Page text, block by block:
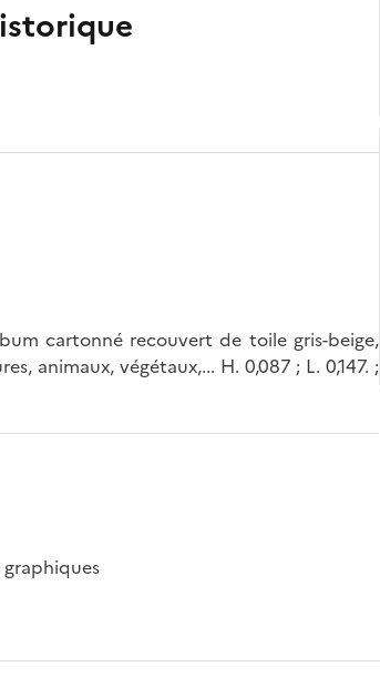
cartonné recouvert de toile gris-beige,
animaux, végétaux,... H. 0,087 ; L. 0,147. ;